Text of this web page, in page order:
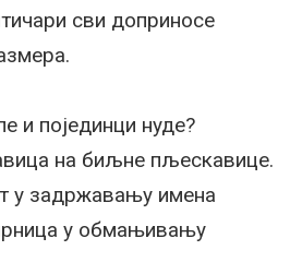
сви доприносе
и појединци нуде?
на биљне пљескавице.
у задржавању имена
у обмањивању